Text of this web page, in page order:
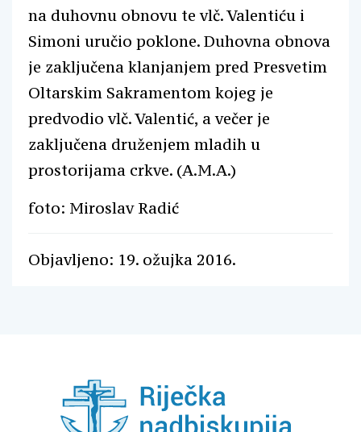
na duhovnu obnovu te vlč. Valentiću i
Simoni uručio poklone. Duhovna obnova
je zaključena klanjanjem pred Presvetim
Oltarskim Sakramentom kojeg je
predvodio vlč. Valentić, a večer je
zaključena druženjem mladih u
prostorijama crkve. (A.M.A.)
foto: Miroslav Radić
Objavljeno: 19. ožujka 2016.